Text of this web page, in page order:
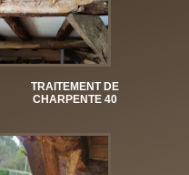
TRAITEMENT DE
CHARPENTE 40